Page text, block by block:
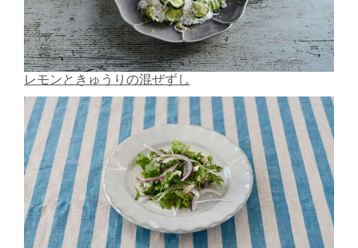
レモンときゅうりの混ぜずし